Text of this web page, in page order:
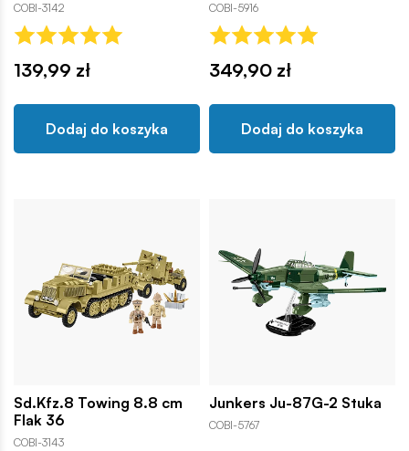
COBI-3142
139,99 zł
Dodaj do koszyka
COBI-5916
349,90 zł
Dodaj do koszyka
Sd.Kfz.8 Towing 8.8 cm
Flak 36
COBI-3143
Junkers Ju-87G-2 Stuka
COBI-5767